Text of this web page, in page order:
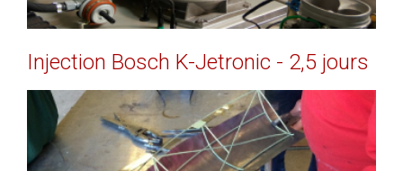
Injection Bosch K-Jetronic - 2,5 jours